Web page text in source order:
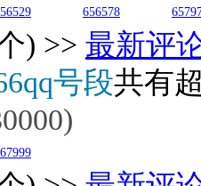
656578
) >> 最新评
号段共有